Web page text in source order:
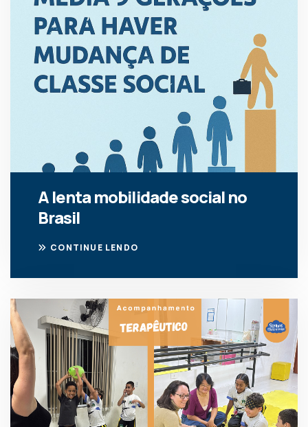
A lenta mobilidade social no
Brasil
CONTINUE LENDO